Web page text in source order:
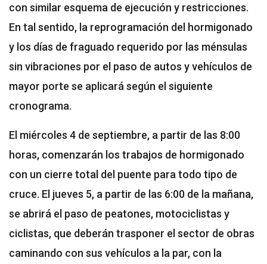
con similar esquema de ejecución y restricciones.
En tal sentido, la reprogramación del hormigonado
y los días de fraguado requerido por las ménsulas
sin vibraciones por el paso de autos y vehículos de
mayor porte se aplicará según el siguiente
cronograma.
El miércoles 4 de septiembre, a partir de las 8:00
horas, comenzarán los trabajos de hormigonado
con un cierre total del puente para todo tipo de
cruce. El jueves 5, a partir de las 6:00 de la mañana,
se abrirá el paso de peatones, motociclistas y
ciclistas, que deberán trasponer el sector de obras
caminando con sus vehículos a la par, con la